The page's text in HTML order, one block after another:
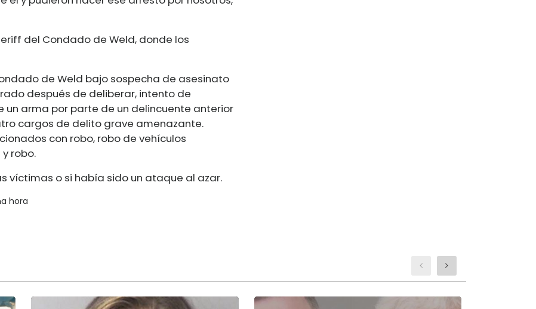
del Condado de Weld, donde los
de Weld bajo sospecha de asesinato
después de deliberar, intento de
un arma por parte de un delincuente anterior
cargos de delito grave amenazante.
con robo, robo de vehículos
robo.
víctimas o si había sido un ataque al azar.
hora